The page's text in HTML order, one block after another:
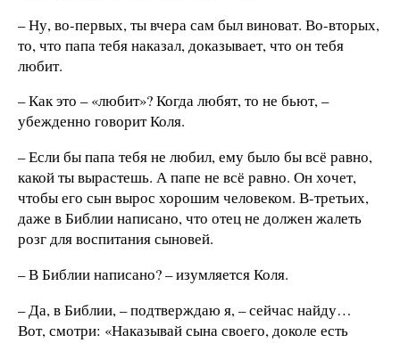
– Ну, во-первых, ты вчера сам был виноват. Во-вторых,
то, что папа тебя наказал, доказывает, что он тебя
любит.
– Как это – «любит»? Когда любят, то не бьют, –
убежденно говорит Коля.
– Если бы папа тебя не любил, ему было бы всё равно,
какой ты вырастешь. А папе не всё равно. Он хочет,
чтобы его сын вырос хорошим человеком. В-третьих,
даже в Библии написано, что отец не должен жалеть
розг для воспитания сыновей.
– В Библии написано? – изумляется Коля.
– Да, в Библии, – подтверждаю я, – сейчас найду…
Вот, смотри: «Наказывай сына своего, доколе есть